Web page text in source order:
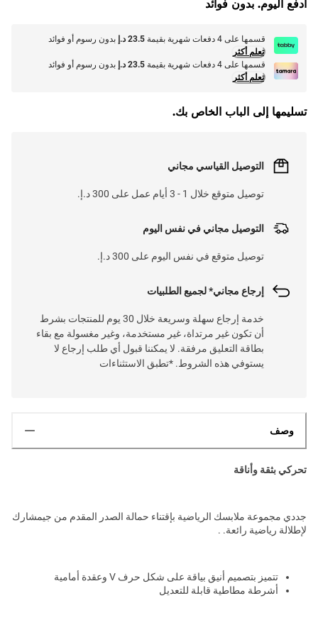
ادفع اليوم. بدون فوائد
قسمها على 4 دفعات شهرية بقيمة 23.5 د.إ
بدون رسوم أو فوائد
تعلم أكثر
قسمها على 4 دفعات شهرية بقيمة
23.5 د.إ
بدون رسوم أو فوائد
تعلم أكثر
تسليمها إلى الباب الخاص بك.
التوصيل القياسي مجاني
توصيل متوقع خلال 1 - 3 أيام عمل على 300 د.إ.
التوصيل مجاني في نفس اليوم
توصيل متوقع في نفس اليوم على 300 د.إ.
إرجاع مجاني* لجميع الطلبيات
خدمة إرجاع سهلة وسريعة خلال 30 يوم للمنتجات بشرط
أن تكون غير مرتداة، غير مستخدمة، وغير مغسولة مع بقاء
بطاقة التعليق مرفقة. لا يمكننا قبول أي طلب إرجاع لا
يستوفي هذه الشروط. *تطبق الاستثناءات
وصف
تحركي بثقة وأناقة
جددي مجموعة ملابسك الرياضية بإقتناء حمالة الصدر المقدم من جيمشارك
لإطلالة رياضية رائعة. .
تتميز بتصميم أنيق بياقة على شكل حرف V وعقدة أمامية
أشرطة مطاطية قابلة للتعديل